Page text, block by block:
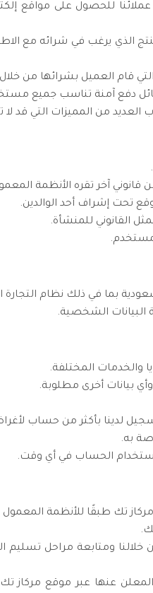
للحصول على مواقع
الذي يرغب في شرائه مع
قام العميل بشرائها من
دفع آمنة تناسب جميع
من المميزات التي قد لا
القانوني للمنشأة.
بما في ذلك نظام التجارة
البيانات الشخصية.
والخدمات المختلفة.
بيانات أخرى مطلوبة.
لدينا بأكثر من حساب لأغراض
به.
الحساب في أي وقت.
تك طبقًا للأنظمة المعمول
ومتابعة مراحل تسليم
عنها عبر موقع مركاز